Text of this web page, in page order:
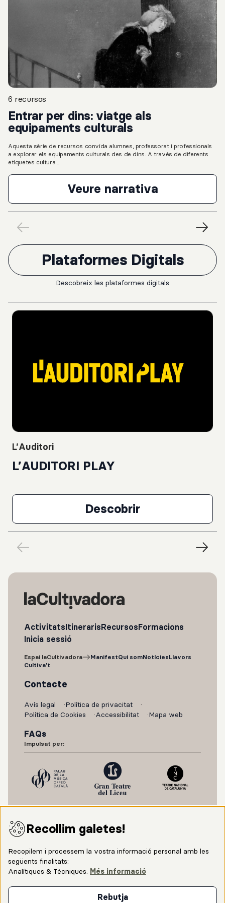
6 recursos
Entrar per dins: viatge als
equipaments culturals
Aquesta sèrie de recursos convida alumnes, professorat i professionals
a explorar els equipaments culturals des de dins. A través de diferents
etiquetes cultura...
Veure narrativa
Plataformes Digitals
Descobreix les plataformes digitals
L’Auditori
L’AUDITORI PLAY
Descobrir
L’AUDITORI PLAY
ActivitatsItinerarisRecursosFormacions
Inicia sessió
Espai laCultivadora ManifestQui somNotíciesLlavors
Cultiva't
Contacte
Avís legal
Política de privacitat
Política de Cookies
Accessibilitat Mapa web
FAQs
Impulsat per:
Amb el suport de:
Recollim galetes!
Recopilem i processem la vostra informació personal amb les
següents finalitats:
Analítiques & Tècniques. Més informació
Rebutja